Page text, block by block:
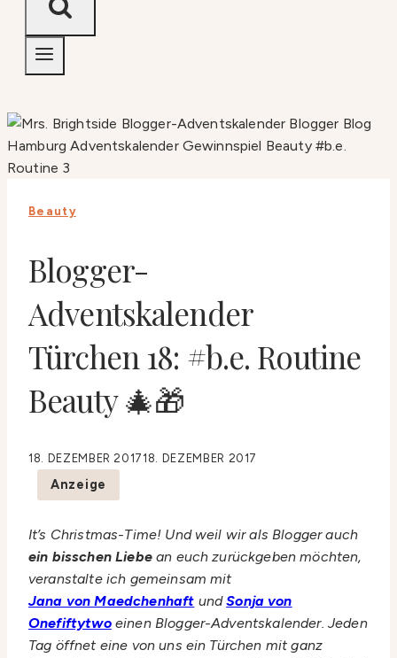
Beauty
Blogger-
Adventskalender
Türchen 18: #b.e. Routine
Beauty 🎄🎁
18. DEZEMBER 201718. DEZEMBER 2017
Anzeige
It’s Christmas-Time! Und weil wir als Blogger auch
ein bisschen Liebean euch zurückgeben möchten,
veranstalte ich gemeinsam mit
Jana von Maedchenhaft undSonja von
Onefiftytwoeinen Blogger-Adventskalender. Jeden
Tag öffnet eine von uns ein Türchen mit ganz